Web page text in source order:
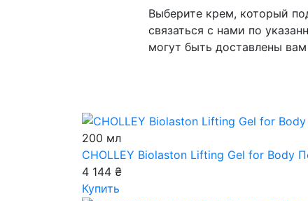
Выберите крем, который
связаться с нами по
могут быть доставлены
200 мл
CHOLLEY Biolaston Lifting Gel for Body
4 144 ₴
Купить